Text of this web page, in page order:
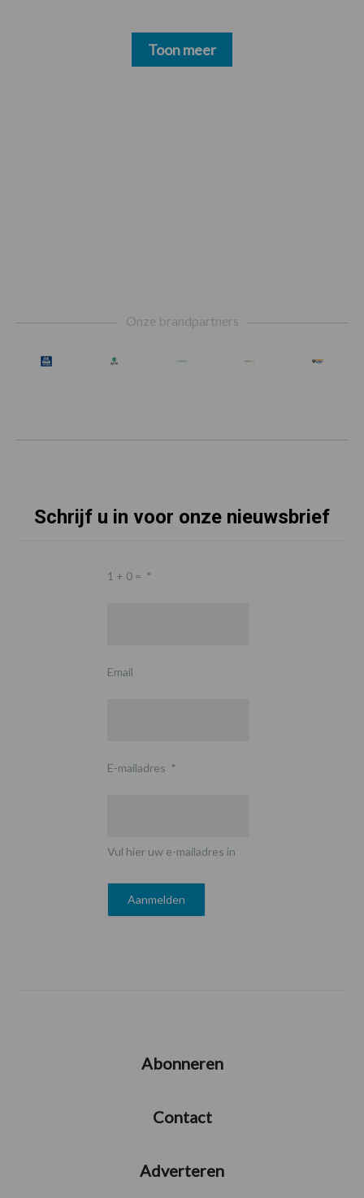
Toon meer
Onze brandpartners
Schrijf u in voor onze nieuwsbrief
1 + 0 = *
Email
E-mailadres *
Vul hier uw e-mailadres in
Abonneren
Contact
Adverteren